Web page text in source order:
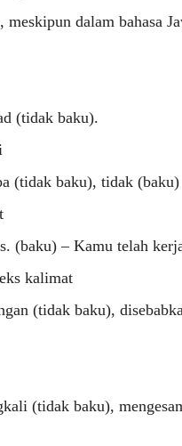
dalam bahasa
(tidak baku).
(tidak baku), tidak
(baku) – Kamu telah
kalimat
(tidak baku),
(tidak baku),